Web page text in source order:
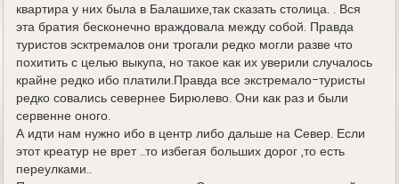
квартира у них была в Балашихе,так сказать столица. . Вся
эта братия бесконечно враждовала между собой. Правда
туристов эсктремалов они трогали редко могли разве что
похитить с целью выкупа, но такое как их уверили случалось
крайне редко ибо платили.Правда все экстремало-туристы
редко совались севернее Бирюлево. Они как раз и были
сервенне оного.
А идти нам нужно ибо в центр либо дальше на Север. Если
этот креатур не врет ..то избегая больших дорог ,то есть
переулками..